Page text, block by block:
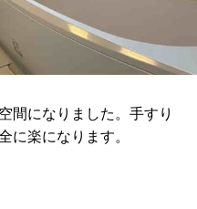
間になりました。手すり
に楽になります。